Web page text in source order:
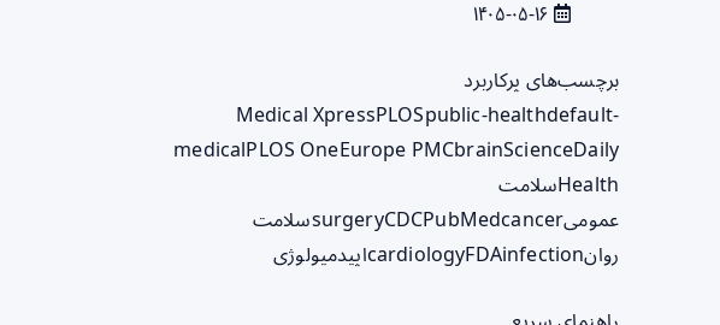
برچسب‌های پرکاربرد
Medical XpressPLOSpublic-healthdefault-
medicalPLOS OneEurope PMCbrainScienceDaily
Healthسلامت
عمومی
surgeryCDCPubMedcancer
سلامت
روان
cardiologyFDAinfection اپیدمیولوژی